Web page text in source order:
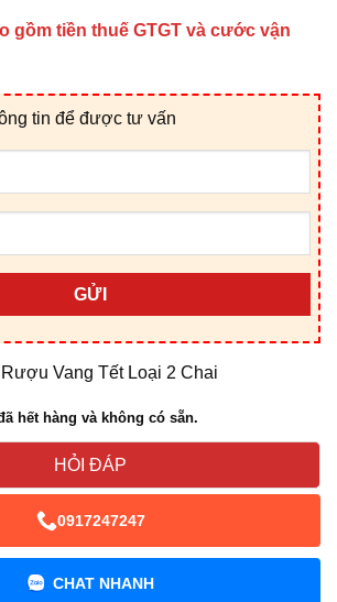
gồm tiền thuế GTGT và cước vận
tin để được tư vấn
GỬI
Vang Tết Loại 2 Chai
hết hàng và không có sẵn.
HỎI ĐÁP
0917247247
CHAT NHANH